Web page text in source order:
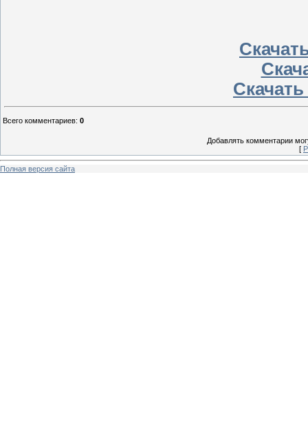
Всего комментариев: 0
Добавлять комментарии
[
Полная версия сайта